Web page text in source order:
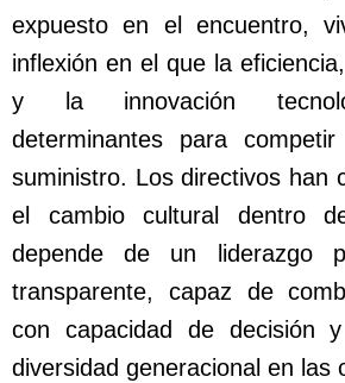
expuesto en el encuentro,
inflexión en el que la
y la innovación
determinantes para
suministro. Los directivos han
el cambio cultural dentro
depende de un liderazgo
transparente, capaz de
con capacidad de decisión
diversidad generacional en las